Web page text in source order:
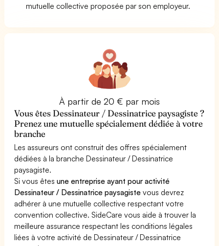
mutuelle collective proposée par son employeur.
À partir de 20 € par mois
Vous êtes Dessinateur / Dessinatrice paysagiste ?
Prenez une mutuelle spécialement dédiée à votre
branche
Les assureurs ont construit des offres spécialement
dédiées à la branche Dessinateur / Dessinatrice
paysagiste.
Si vous êtesune entreprise ayant pour activité
Dessinateur / Dessinatrice paysagiste vous devrez
adhérer à une mutuelle collective respectant votre
convention collective. SideCare vous aide à trouver la
meilleure assurance respectant les conditions légales
liées à votre activité de Dessinateur / Dessinatrice